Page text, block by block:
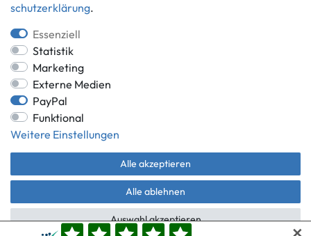
Batterieentsorgung
*Alle Preise inkl. gesetzlicher MwSt.,
** gilt für Lieferungen innerhalb Deutschlands, Lieferzeiten für andere
Länder entnehmen Sie bitte der Schaltfläche mit den
Versandinformationen.
© Game World 2026 | Alle Rechte vorbehalten.
schutz­erklärung.
Essenziell
Statistik
Marketing
Externe Medien
PayPal
Funktional
Weitere Einstellungen
Alle akzeptieren
Alle ablehnen
Auswahl akzeptieren